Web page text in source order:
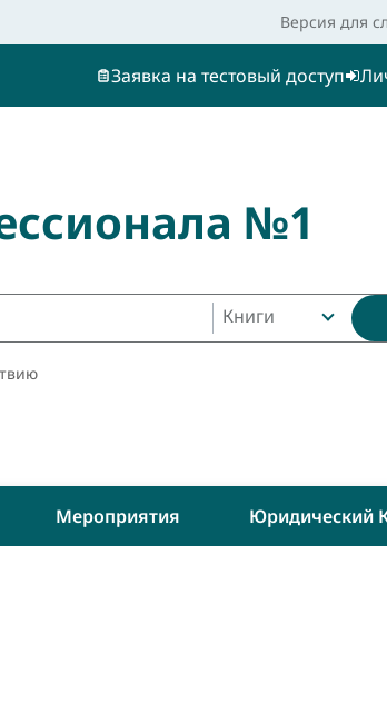
Версия для
Заявка на тестовый доступ
№1
Книги
Мероприятия Юридический